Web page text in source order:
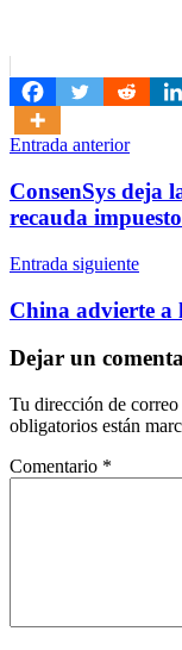
Navegación
de
entradas
Entrada anterior
ConsenSys deja
recauda
Entrada siguiente
China advierte a
Dejar un
Tu dirección de
obligatorios están
Comentario *